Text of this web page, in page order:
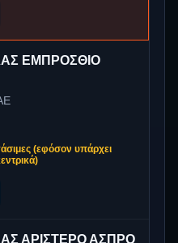
ΕΜΠΡΟΣΘΙΟ
(εφόσον υπάρχει
ΑΡΙΣΤΕΡΟ ΑΣΠΡΟ